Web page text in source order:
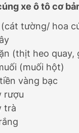
xe ô tô cơ
(cát tường/ hoa
(thịt heo
(muối hột)
vàng bạc
rượu
trà